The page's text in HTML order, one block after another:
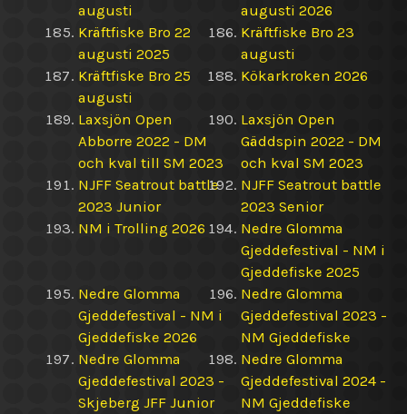
augusti
augusti 2026
Kräftfiske Bro 22
augusti 2025
Kräftfiske Bro 23
augusti
Kräftfiske Bro 25
augusti
Kökarkroken 2026
Laxsjön Open
Abborre 2022 - DM
och kval till SM 2023
Laxsjön Open
Gäddspin 2022 - DM
och kval SM 2023
NJFF Seatrout battle
2023 Junior
NJFF Seatrout battle
2023 Senior
NM i Trolling 2026
Nedre Glomma
Gjeddefestival - NM i
Gjeddefiske 2025
Nedre Glomma
Gjeddefestival - NM i
Gjeddefiske 2026
Nedre Glomma
Gjeddefestival 2023 -
NM Gjeddefiske
Nedre Glomma
Gjeddefestival 2023 -
Skjeberg JFF Junior
Nedre Glomma
Gjeddefestival 2024 -
NM Gjeddefiske